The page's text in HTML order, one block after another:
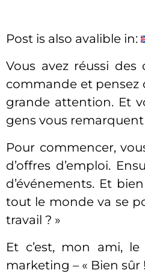
Post is also avalible in:
Vous avez réussi
commande et pensez
grande attention. Et
gens vous
Pour commencer,
d’offres d’emploi.
d’événements. Et
tout le monde va se
travail ? »
Et c’est, mon ami,
marketing – « Bien sûr